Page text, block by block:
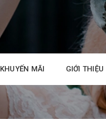
KHUYẾN MÃI GIỚI THIỆU